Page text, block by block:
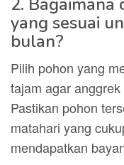
yang sesuai
bulan?
Pilih pohon yang
tajam agar
Pastikan pohon
matahari yang
mendapatkan